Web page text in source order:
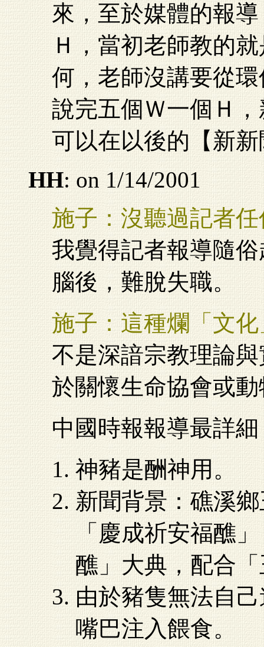
來，至於媒體的報
Ｈ，當初老師教的
何，老師沒講要從
說完五個Ｗ一個Ｈ
可以在以後的【新
HH: on 1/14/2001
施子：沒聽過記者
我覺得記者報導隨
腦後，難脫失職。
施子：這種爛「文
不是深諳宗教理論
於關懷生命協會或
中國時報報導最詳
神豬是酬神用。
新聞背景：礁溪
「慶成祈安福醮
醮」大典，配合
由於豬隻無法自
嘴巴注入餵食。